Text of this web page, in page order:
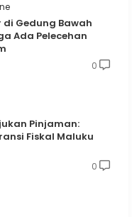
Gedung Bawah
Ada Pelecehan
0
Pinjaman:
Fiskal Maluku
0